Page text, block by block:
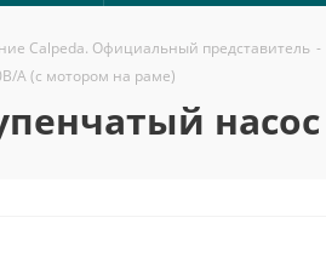
Calpeda. Официальный представитель -
A (с мотором на раме)